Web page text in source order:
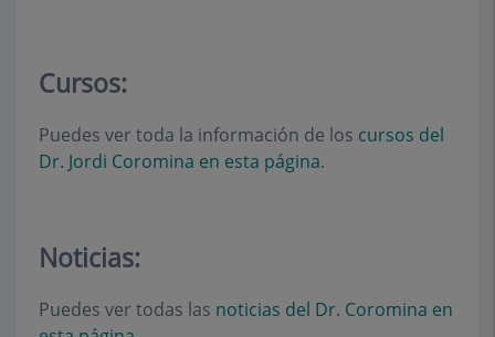
Cursos:
Puedes ver toda la información de los cursos del
Dr. Jordi Coromina en esta página.
Noticias:
Puedes ver todas las noticias del Dr. Coromina en